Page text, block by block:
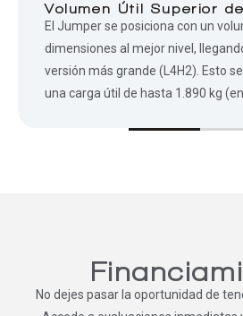
Volumen Útil Superior
El Jumper se posiciona con un
dimensiones al mejor nivel,
versión más grande (L4H2). Esto
una carga útil de hasta 1.890 kg
No dejes pasar la oportunidad de